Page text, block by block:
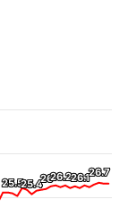
25.5
25.525.4
25.426
2626.2
26.226.1
26.126.7
26.7